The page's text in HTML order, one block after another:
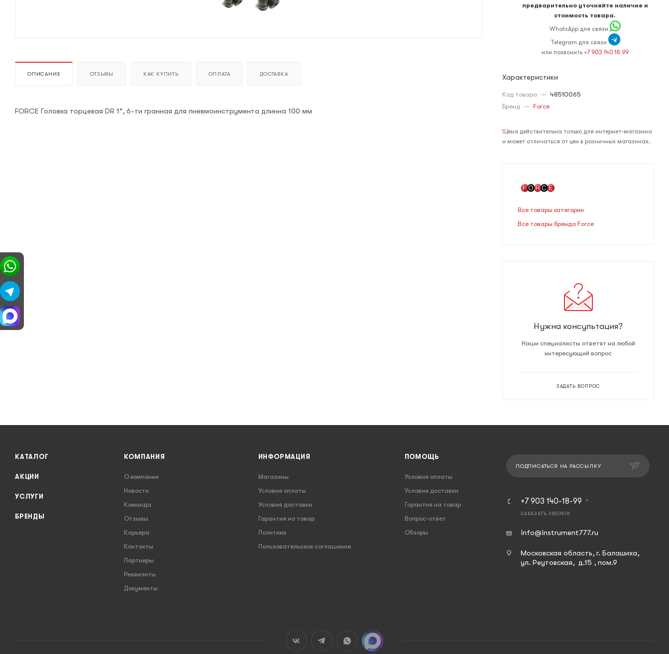
ОПИСАНИЕ ОТЗЫВЫ КАК КУПИТЬ ОПЛАТА ДОСТАВКА
FORCE Головка торцевая DR 1", 6-ти гранная для пневмоинструмента длинна 100 мм
предварительно уточняйте наличие и
стоимость товара.
WhatsApp для связи
Telegram для связи
или позвонить +7 903 140 18 99
Характеристики
Код товара — 48510065
Бренд — Force
! Цена действительна только для интернет-магазина
и может отличаться от цен в розничных магазинах.
Все товары категории
Все товары бренда Force
Нужна консультация?
Наши специалисты ответят на любой
интересующий вопрос
ЗАДАТЬ ВОПРОС
КАТАЛОГ
АКЦИИ
УСЛУГИ
БРЕНДЫ
КОМПАНИЯ
О компании
Новости
Команда
Отзывы
Карьера
Контакты
Партнеры
Реквизиты
Документы
ИНФОРМАЦИЯ
Магазины
Условия оплаты
Условия доставки
Гарантия на товар
Политика
Пользовательское соглашение
ПОМОЩЬ
Условия оплаты
Условия доставки
Гарантия на товар
Вопрос-ответ
Обзоры
ПОДПИСАТЬСЯ НА РАССЫЛКУ
+7 903 140-18-99
ЗАКАЗАТЬ ЗВОНОК
info@instrument777.ru
Московская область, г. Балашиха,
ул. Реутовская, д.15 , пом.9